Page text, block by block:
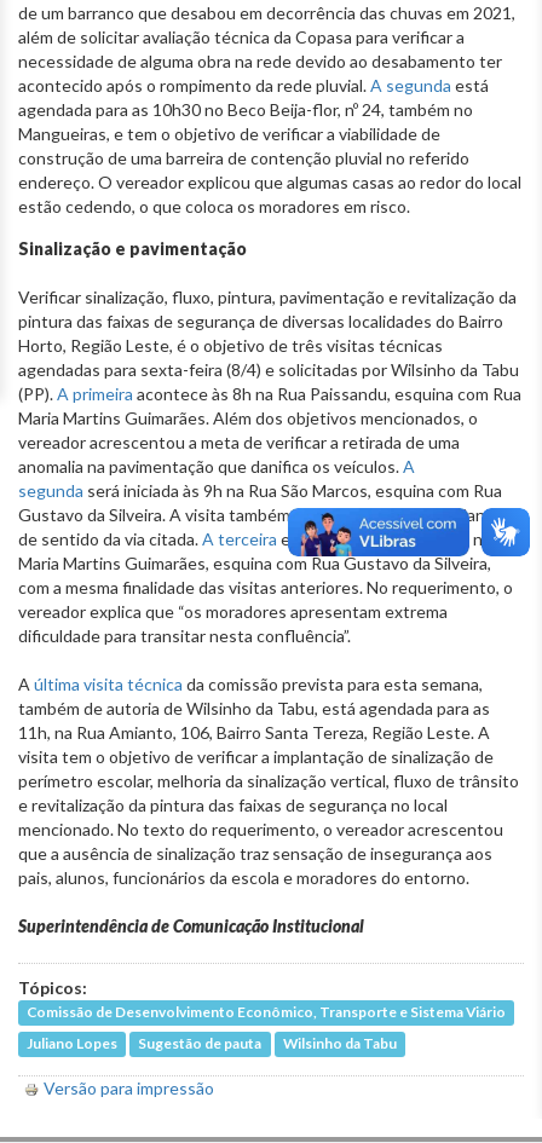
de um barranco que desabou em decorrência das chuvas em 2021,
além de solicitar avaliação técnica da Copasa para verificar a
necessidade de alguma obra na rede devido ao desabamento ter
acontecido após o rompimento da rede pluvial.A segunda está
agendada para as 10h30 no Beco Beija-flor, nº 24, também no
Mangueiras, e tem o objetivo de verificar a viabilidade de
construção de uma barreira de contenção pluvial no referido
endereço. O vereador explicou que algumas casas ao redor do local
estão cedendo, o que coloca os moradores em risco.
Sinalização e pavimentação
Verificar sinalização, fluxo, pintura, pavimentação e revitalização da
pintura das faixas de segurança de diversas localidades do Bairro
Horto, Região Leste, é o objetivo de três visitas técnicas
agendadas para sexta-feira (8/4) e solicitadas por Wilsinho da Tabu
(PP).A primeira acontece às 8h na Rua Paissandu, esquina com Rua
Maria Martins Guimarães. Além dos objetivos mencionados, o
vereador acrescentou a meta de verificar a retirada de uma
anomalia na pavimentação que danifica os veículos.A
segunda será iniciada às 9h na Rua São Marcos, esquina com Rua
Gustavo da Silveira. A visita também a meta de avaliar a mudança
de sentido da via citada.A terceira está prevista para as 10h na Rua
Maria Martins Guimarães, esquina com Rua Gustavo da Silveira,
com a mesma finalidade das visitas anteriores. No requerimento, o
vereador explica que “os moradores apresentam extrema
dificuldade para transitar nesta confluência”.
A última visita técnica da comissão prevista para esta semana,
também de autoria de Wilsinho da Tabu, está agendada para as
11h, na Rua Amianto, 106, Bairro Santa Tereza, Região Leste. A
visita tem o objetivo de verificar a implantação de sinalização de
perímetro escolar, melhoria da sinalização vertical, fluxo de trânsito
e revitalização da pintura das faixas de segurança no local
mencionado. No texto do requerimento, o vereador acrescentou
que a ausência de sinalização traz sensação de insegurança aos
pais, alunos, funcionários da escola e moradores do entorno.
Superintendência de Comunicação Institucional
Tópicos:
Comissão de Desenvolvimento Econômico, Transporte e Sistema Viário
Juliano Lopes
Sugestão de pauta Wilsinho da Tabu
Versão para impressão